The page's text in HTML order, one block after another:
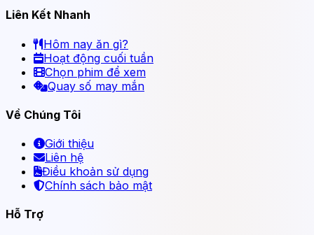
Liên Kết Nhanh
Hôm nay ăn gì?
Hoạt động cuối tuần
Chọn phim để xem
Quay số may mắn
Về Chúng Tôi
Giới thiệu
Liên hệ
Điều khoản sử dụng
Chính sách bảo mật
Hỗ Trợ